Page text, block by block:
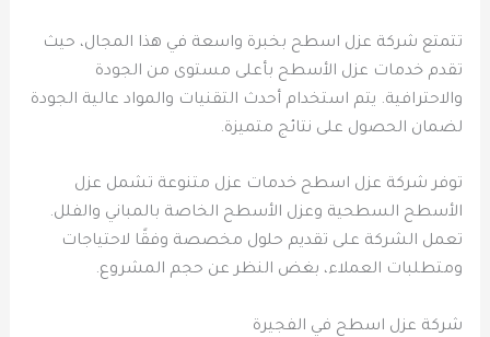
تتمتع شركة عزل اسطح بخبرة واسعة في هذا المجال، حيث
تقدم خدمات عزل الأسطح بأعلى مستوى من الجودة
والاحترافية. يتم استخدام أحدث التقنيات والمواد عالية الجودة
لضمان الحصول على نتائج متميزة.
توفر شركة عزل اسطح خدمات عزل متنوعة تشمل عزل
الأسطح السطحية وعزل الأسطح الخاصة بالمباني والفلل.
تعمل الشركة على تقديم حلول مخصصة وفقًا لاحتياجات
ومتطلبات العملاء، بغض النظر عن حجم المشروع.
شركة عزل اسطح في الفجيرة